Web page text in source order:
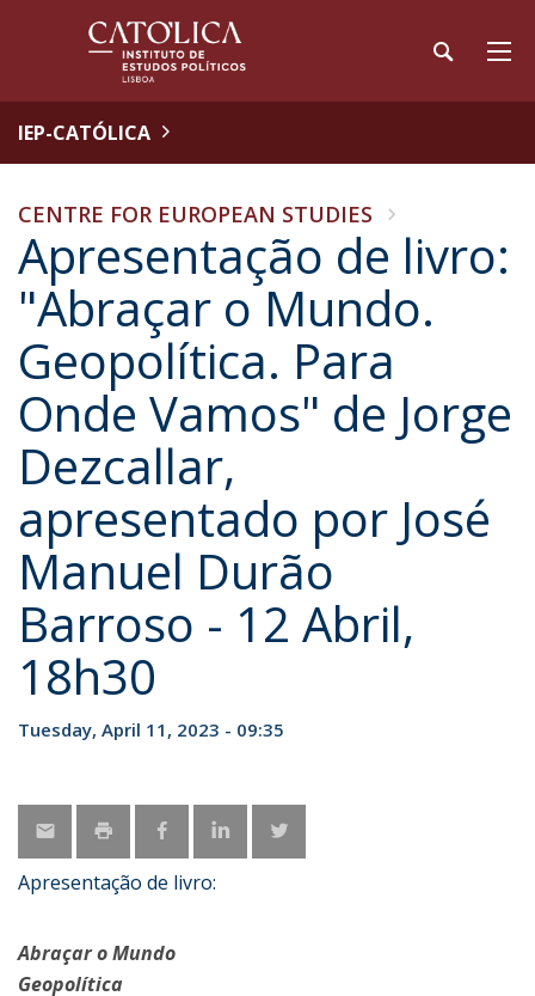
IEP-CATÓLICA
CENTRE FOR EUROPEAN STUDIES
Apresentação de livro:
"Abraçar o Mundo.
Geopolítica. Para
Onde Vamos" de Jorge
Dezcallar,
apresentado por José
Manuel Durão
Barroso - 12 Abril,
18h30
Tuesday, April 11, 2023 - 09:35
Apresentação de livro:
Abraçar o Mundo
Geopolítica